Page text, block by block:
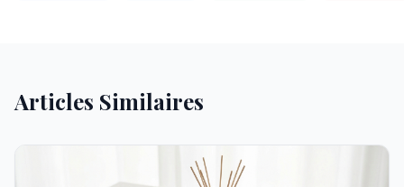
Articles Similaires